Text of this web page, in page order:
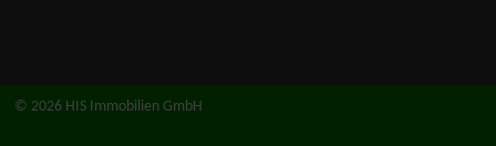
© 2026 HIS Immobilien GmbH